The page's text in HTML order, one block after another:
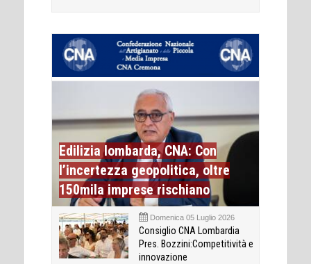
Edilizia lombarda, CNA: Con
l’incertezza geopolitica, oltre
150mila imprese rischiano
Domenica 05 Luglio 2026
Consiglio CNA Lombardia
Pres. Bozzini:Competitività e
innovazione